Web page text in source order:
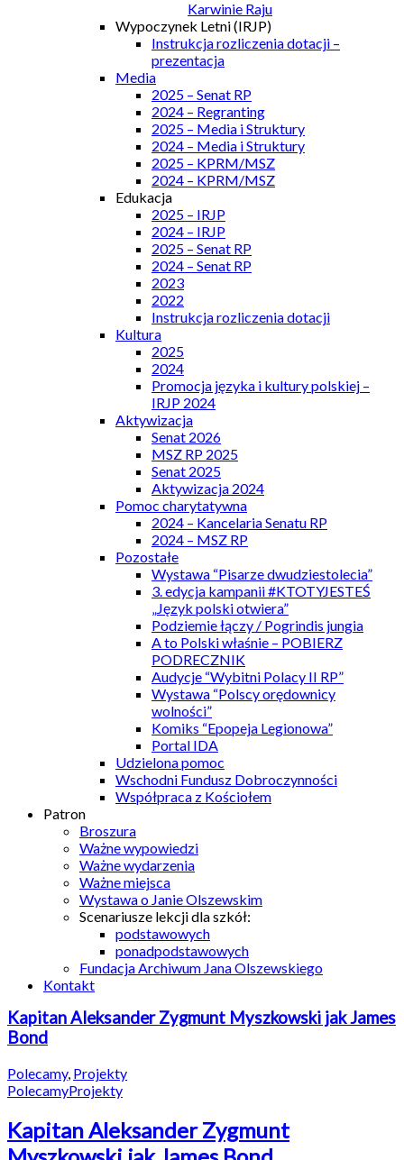
Karwinie Raju
Wypoczynek Letni (IRJP)
Instrukcja rozliczenia dotacji –
prezentacja
Media
2025 – Senat RP
2024 – Regranting
2025 – Media i Struktury
2024 – Media i Struktury
2025 – KPRM/MSZ
2024 – KPRM/MSZ
Edukacja
2025 – IRJP
2024 – IRJP
2025 – Senat RP
2024 – Senat RP
2023
2022
Instrukcja rozliczenia dotacji
Kultura
2025
2024
Promocja języka i kultury polskiej –
IRJP 2024
Aktywizacja
Senat 2026
MSZ RP 2025
Senat 2025
Aktywizacja 2024
Pomoc charytatywna
2024 – Kancelaria Senatu RP
2024 – MSZ RP
Pozostałe
Wystawa “Pisarze dwudziestolecia”
3. edycja kampanii #KTOTYJESTEŚ
„Język polski otwiera”
Podziemie łączy / Pogrindis jungia
A to Polski właśnie – POBIERZ
PODRECZNIK
Audycje “Wybitni Polacy II RP”
Wystawa “Polscy orędownicy
wolności”
Komiks “Epopeja Legionowa”
Portal IDA
Udzielona pomoc
Wschodni Fundusz Dobroczynności
Współpraca z Kościołem
Patron
Broszura
Ważne wypowiedzi
Ważne wydarzenia
Ważne miejsca
Wystawa o Janie Olszewskim
Scenariusze lekcji dla szkół:
podstawowych
ponadpodstawowych
Fundacja Archiwum Jana Olszewskiego
Kontakt
Kapitan Aleksander Zygmunt Myszkowski jak James
Bond
Polecamy, Projekty
PolecamyProjekty
Kapitan Aleksander Zygmunt